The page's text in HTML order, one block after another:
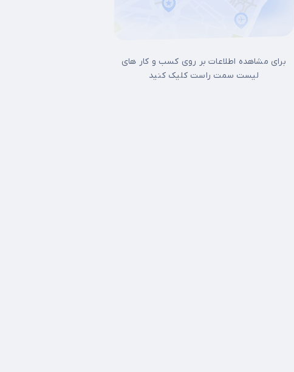
برای مشاهده اطلاعات بر روی کسب و کار های
لیست سمت راست کلیک کنید